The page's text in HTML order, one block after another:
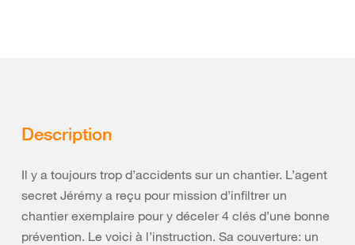
Description
Il y a toujours trop d’accidents sur un chantier. L’agent
secret Jérémy a reçu pour mission d’infiltrer un
chantier exemplaire pour y déceler 4 clés d’une bonne
prévention. Le voici à l’instruction. Sa couverture: un